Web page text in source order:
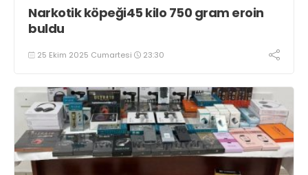
Narkotik köpeği45 kilo 750 gram eroin
buldu
25 Ekim 2025 Cumartesi 23:30